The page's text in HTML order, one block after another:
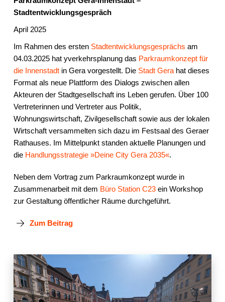
Stadtentwicklungsgespräch
April 2025
Im Rahmen des ersten Stadtentwicklungsgesprächs am
04.03.2025 hat yverkehrsplanung das Parkraumkonzept für
die Innenstadtin Gera vorgestellt. Die Stadt Gerahat dieses
Format als neue Plattform des Dialogs zwischen allen
Akteuren der Stadtgesellschaft ins Leben gerufen. Über 100
Vertreterinnen und Vertreter aus Politik,
Wohnungswirtschaft, Zivilgesellschaft sowie aus der lokalen
Wirtschaft versammelten sich dazu im Festsaal des Geraer
Rathauses. Im Mittelpunkt standen aktuelle Planungen und
die Handlungsstrategie »Deine City Gera 2035«.
Neben dem Vortrag zum Parkraumkonzept wurde in
Zusammenarbeit mit dem Büro Station C23ein Workshop
zur Gestaltung öffentlicher Räume durchgeführt.
Zum Beitrag